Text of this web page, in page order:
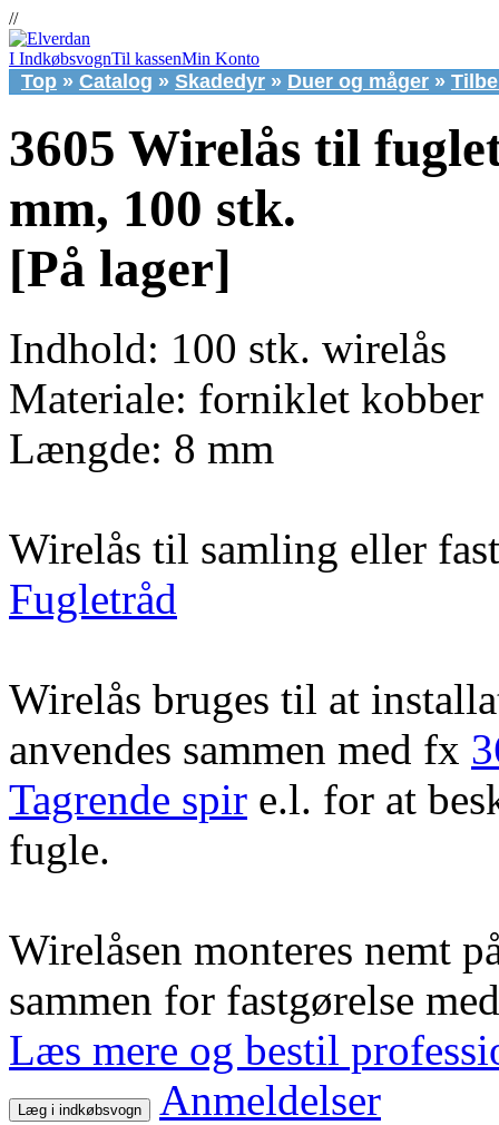
//
I IndkøbsvognTil kassenMin Konto
Top » Catalog » Skadedyr » Duer og måger »
3605 Wirelås til
mm, 100 stk.
[På lager]
Indhold: 100 stk. wirelås
Materiale: forniklet kobber
Længde: 8 mm
Wirelås til samling eller
Fugletråd
Wirelås bruges til at
anvendes sammen med fx
Tagrende spir e.l. for at
fugle.
Wirelåsen monteres nemt
sammen for fastgørelse
Læs mere og bestil
Læg i indkøbsvogn Anmeldelser